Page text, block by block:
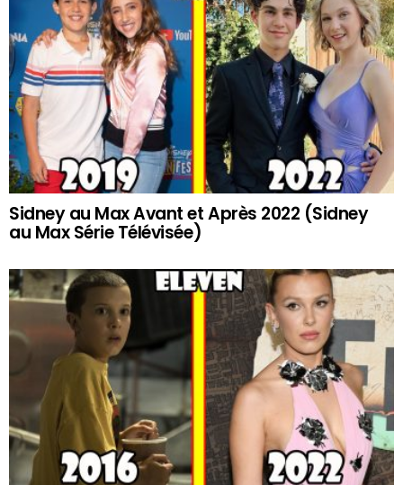
Sidney au Max Avant et Après 2022 (Sidney
au Max Série Télévisée)